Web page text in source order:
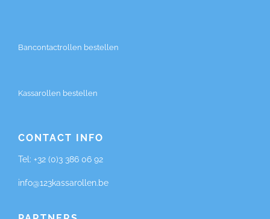
Bancontactrollen bestellen
Kassarollen bestellen
CONTACT INFO
Tel: +32 (0)3 386 06 92
info@123kassarollen.be